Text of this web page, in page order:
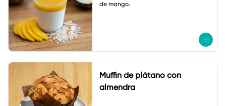
de mango.
Muffin de plátano con
almendra